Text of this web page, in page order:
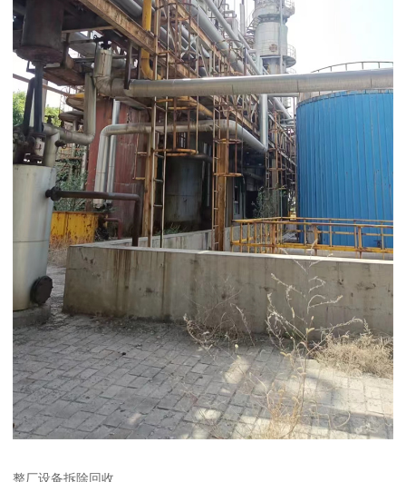
整厂设备拆除回收